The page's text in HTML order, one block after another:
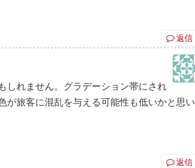
返信
しれません。グラデーション帯にされ
が旅客に混乱を与える可能性も低いかと思い
返信